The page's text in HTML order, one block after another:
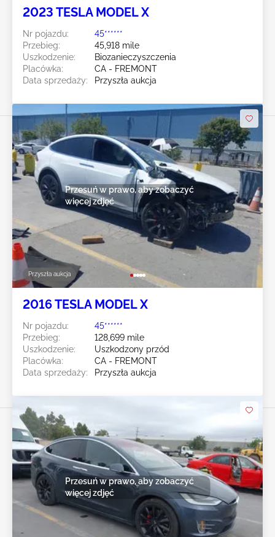
2023 TESLA MODEL X
Nr pojazdu:
45******
Przebieg:
45,918 mile
Uszkodzenie:
Biozanieczyszczenia
Placówka:
CA - FREMONT
Data sprzedaży:
Przyszła aukcja
Przyszła aukcja
Przesuń w prawo, aby zobaczyć
więcej zdjęć
2016 TESLA MODEL X
Nr pojazdu:
45******
Przebieg:
128,699 mile
Uszkodzenie:
Uszkodzony przód
Placówka:
CA - FREMONT
Data sprzedaży:
Przyszła aukcja
Przesuń w prawo, aby zobaczyć
więcej zdjęć